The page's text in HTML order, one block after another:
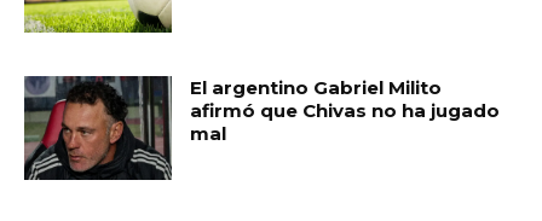
El argentino Gabriel Milito
afirmó que Chivas no ha jugado
mal